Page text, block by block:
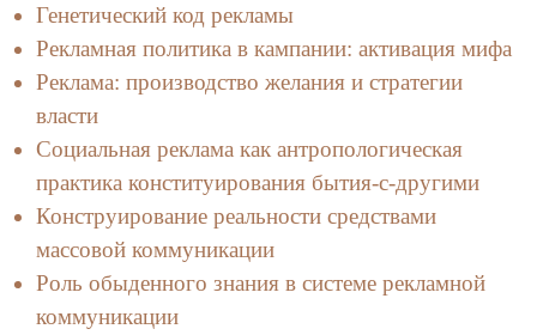
Генетический код рекламы
Рекламная политика в кампании: активация мифа
Реклама: производство желания и стратегии
власти
Социальная реклама как антропологическая
практика конституирования бытия-с-другими
Конструирование реальности средствами
массовой коммуникации
Роль обыденного знания в системе рекламной
коммуникации